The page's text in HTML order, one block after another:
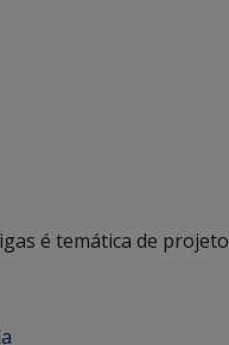
é temática de